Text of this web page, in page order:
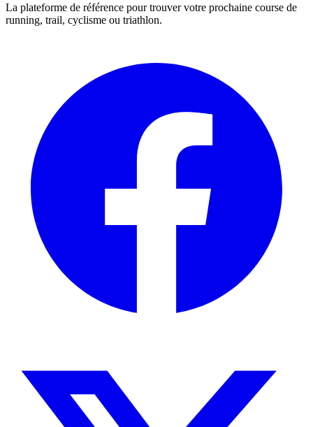
La plateforme de référence pour trouver votre prochaine course de
running, trail, cyclisme ou triathlon.